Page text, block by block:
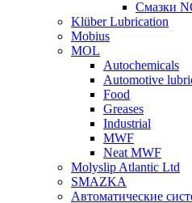
Смазки
Klüber Lubrication
Mobius
MOL
Autochemicals
Automotive
Food
Greases
Industrial
MWF
Neat MWF
Molyslip Atlantic Ltd
SMAZKA
Автоматические